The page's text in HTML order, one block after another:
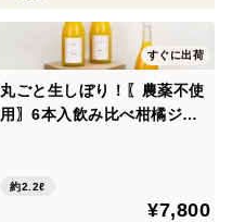
すぐに出荷
丸ごと生しぼり！〖農薬不使
用〗6本入飲み比べ柑橘ジュ
《愛媛県大三島産》
約2.2ℓ
¥7,800